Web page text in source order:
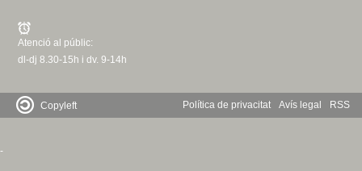
Atenció al públic:
dl-dj 8.30-15h i dv. 9-14h
Política de privacitat Avís legal RSS
Copyleft
-